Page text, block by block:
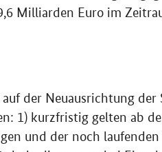
Milliarden Euro im
der Neuausrichtung der
1) kurzfristig gelten ab
und der noch